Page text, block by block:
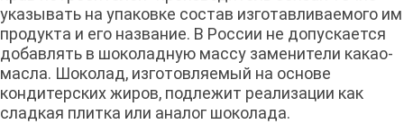
указывать на упаковке состав изготавливаемого им
продукта и его название. В России не допускается
добавлять в шоколадную массу заменители какао-
масла. Шоколад, изготовляемый на основе
кондитерских жиров, подлежит реализации как
сладкая плитка или аналог шоколада.